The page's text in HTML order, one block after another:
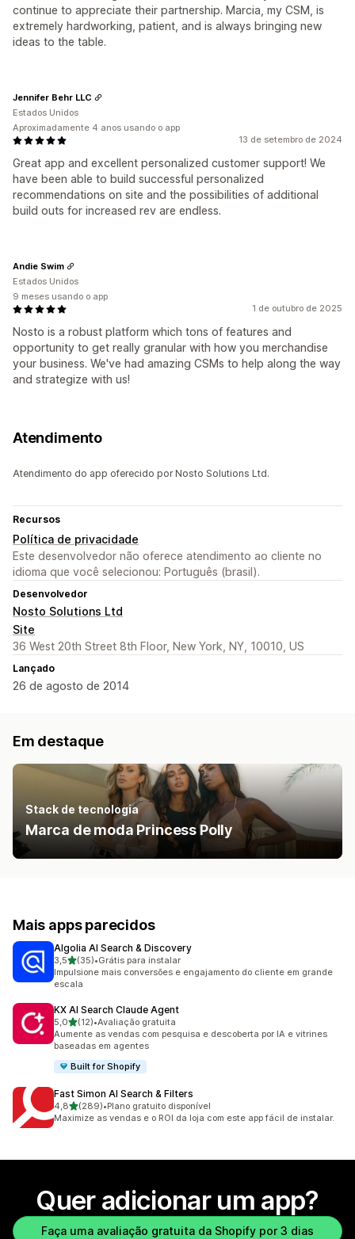
continue to appreciate their partnership. Marcia, my CSM, is
extremely hardworking, patient, and is always bringing new
ideas to the table.
13 de setembro de 2024
Great app and excellent personalized customer support! We
have been able to build successful personalized
recommendations on site and the possibilities of additional
build outs for increased rev are endless.
Jennifer Behr LLC
Estados Unidos
Aproximadamente 4 anos usando o app
1 de outubro de 2025
Nosto is a robust platform which tons of features and
opportunity to get really granular with how you merchandise
your business. We've had amazing CSMs to help along the way
and strategize with us!
Andie Swim
Estados Unidos
9 meses usando o app
Atendimento
Atendimento do app oferecido por Nosto Solutions Ltd.
Recursos
Política de privacidade
Este desenvolvedor não oferece atendimento ao cliente no
idioma que você selecionou: Português (brasil).
Desenvolvedor
Nosto Solutions Ltd
Site
36 West 20th Street 8th Floor, New York, NY, 10010, US
Lançado
26 de agosto de 2014
Em destaque
Stack de tecnologia
Marca de moda Princess Polly
Mais apps parecidos
Algolia AI Search & Discovery
3,5de 5 estrelas
(35)
35 avaliações ao todo
•Grátis para instalar
Impulsione mais conversões e engajamento do cliente em grande
escala
KX AI Search Claude Agent
5,0de 5 estrelas
(12)
12 avaliações ao todo
•Avaliação gratuita
Aumente as vendas com pesquisa e descoberta por IA e vitrines
baseadas em agentes
Built for Shopify
Fast Simon AI Search & Filters
4,8de 5 estrelas
(289)
289 avaliações ao todo
•Plano gratuito disponível
Maximize as vendas e o ROI da loja com este app fácil de instalar.
Quer adicionar um app?
Faça uma avaliação gratuita da Shopify por 3 dias